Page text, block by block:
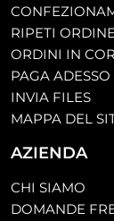
RIPETI
ORDINI IN
PAGA ADESSO
INVIA FILES
MAPPA DEL
AZIENDA
CHI SIAMO
DOMANDE